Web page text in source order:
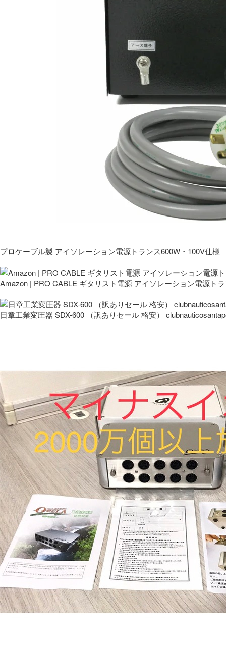
プロケーブル製 アイソレーション電源トランス600W・100V仕様
Amazon | PRO CABLE ギタリスト電源 アイソレーション電源ト
日章工業変圧器 SDX-600 （訳ありセール 格安）